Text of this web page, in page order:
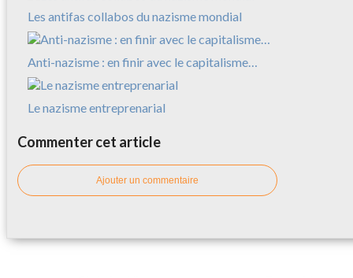
Les antifas collabos du nazisme mondial
Anti-nazisme : en finir avec le capitalisme…
Le nazisme entreprenarial
Commenter cet article
Ajouter un commentaire